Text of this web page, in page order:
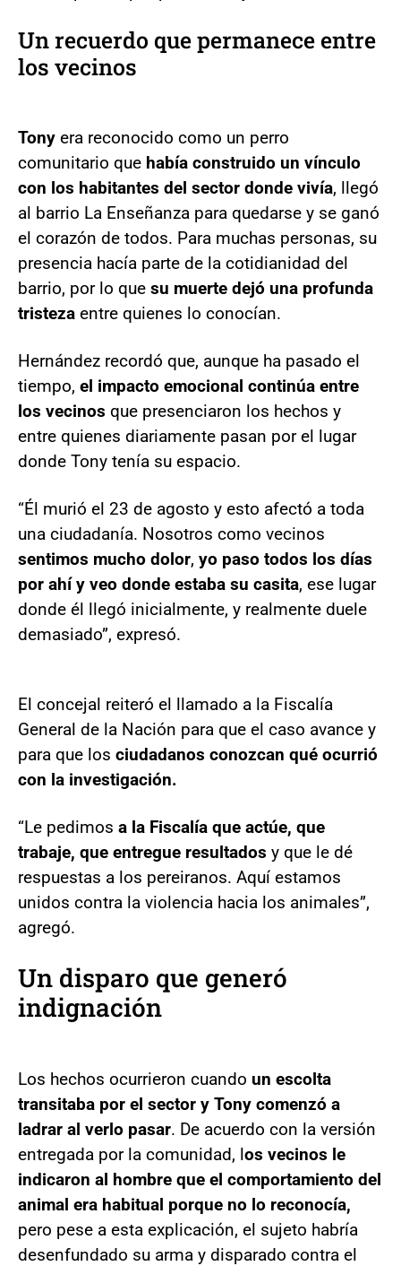
Un recuerdo que permanece entre
los vecinos
Tony era reconocido como un perro
comunitario que había construido un vínculo
con los habitantes del sector donde vivía, llegó
al barrio La Enseñanza para quedarse y se ganó
el corazón de todos. Para muchas personas, su
presencia hacía parte de la cotidianidad del
barrio, por lo que su muerte dejó una profunda
tristeza entre quienes lo conocían.
Hernández recordó que, aunque ha pasado el
tiempo, el impacto emocional continúa entre
los vecinos que presenciaron los hechos y
entre quienes diariamente pasan por el lugar
donde Tony tenía su espacio.
“Él murió el 23 de agosto y esto afectó a toda
una ciudadanía. Nosotros como vecinos
sentimos mucho dolor, yo paso todos los días
por ahí y veo donde estaba su casita, ese lugar
donde él llegó inicialmente, y realmente duele
demasiado”, expresó.
El concejal reiteró el llamado a la Fiscalía
General de la Nación para que el caso avance y
para que los ciudadanos conozcan qué ocurrió
con la investigación.
“Le pedimos a la Fiscalía que actúe, que
trabaje, que entregue resultados y que le dé
respuestas a los pereiranos. Aquí estamos
unidos contra la violencia hacia los animales”,
agregó.
Un disparo que generó
indignación
Los hechos ocurrieron cuando un escolta
transitaba por el sector y Tony comenzó a
ladrar al verlo pasar. De acuerdo con la versión
entregada por la comunidad, los vecinos le
indicaron al hombre que el comportamiento del
animal era habitual porque no lo reconocía,
pero pese a esta explicación, el sujeto habría
desenfundado su arma y disparado contra el